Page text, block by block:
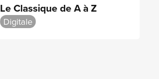
Le Classique de A à Z
Digitale